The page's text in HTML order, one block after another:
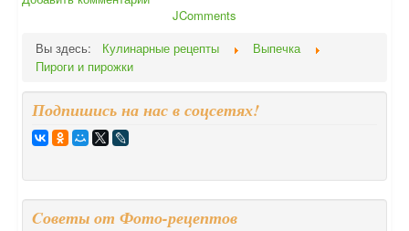
JComments
Вы здесь:
Кулинарные рецепты
Выпечка
Пироги и пирожки
Подпишись на нас в соцсетях!
Cоветы от Фото-рецептов